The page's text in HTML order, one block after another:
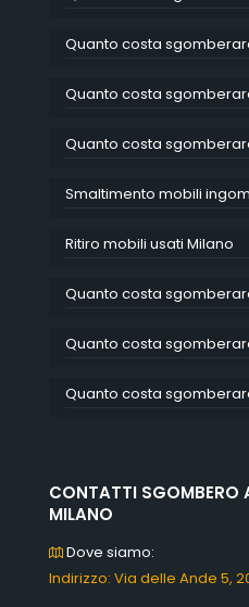
Quanto costa
Quanto costa
Quanto costa
Smaltimento mobili
Ritiro mobili usati Milano
Quanto costa
Quanto costa
Quanto costa
CONTATTI SGOMBERO
MILANO
Dove siamo:
Indirizzo: Via delle Ande 5,